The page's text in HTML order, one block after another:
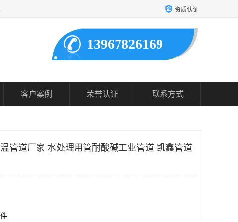
资质认证
13967826169
客户案例 荣誉认证 联系方式
管道厂家 水处理用管耐酸碱工业管道 凯鑫管道